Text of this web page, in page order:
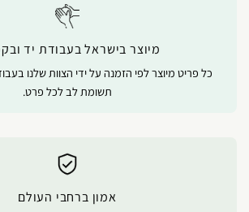
מיוצר בישראל בעבודת יד
כל פריט מיוצר לפי הזמנה על ידי הצוות שלנו
תשומת לב לכל פרט.
אמון ברחבי העולם